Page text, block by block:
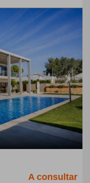
A consultar